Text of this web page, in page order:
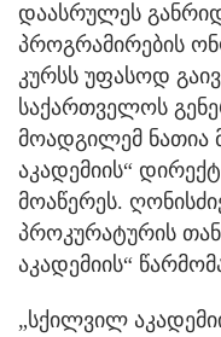
დაასრულეს
პროგრამირების
კურსს უფასოდ
საქართველოს
მოადგილემ ნათია
აკადემიის“
მოაწერეს.
პროკურატურის
აკადემიის“
„სქილვილ